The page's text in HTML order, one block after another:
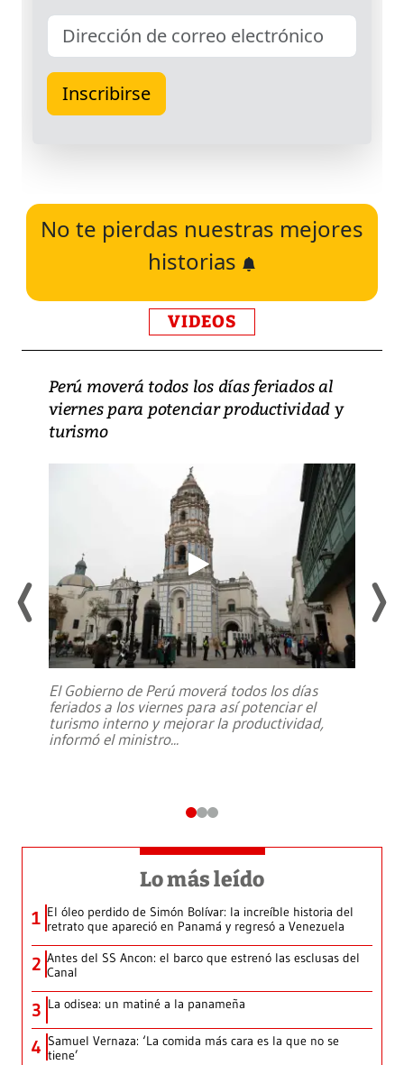
No te pierdas nuestras mejores
historias
VIDEOS
Perú moverá todos los días feriados al
viernes para potenciar productividad y
turismo
El Gobierno de Perú moverá todos los días
feriados a los viernes para así potenciar el
turismo interno y mejorar la productividad,
informó el ministro...
Lo más leído
1 El óleo perdido de Simón Bolívar: la increíble historia del
retrato que apareció en Panamá y regresó a Venezuela
2 Antes del SS Ancon: el barco que estrenó las esclusas del
Canal
3 La odisea: un matiné a la panameña
4 Samuel Vernaza: ‘La comida más cara es la que no se
tiene’